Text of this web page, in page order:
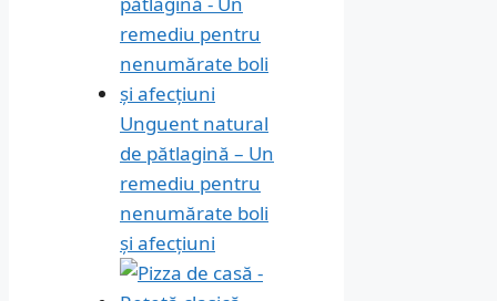
Unguent natural
de pătlagină – Un
remediu pentru
nenumărate boli
și afecțiuni